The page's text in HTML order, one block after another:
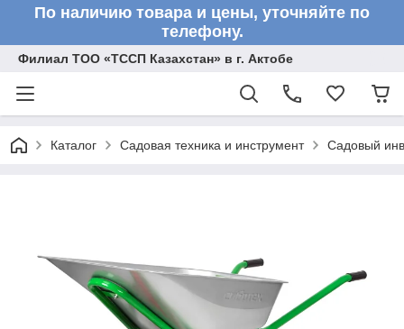
По наличию товара и цены, уточняйте по
телефону.
Филиал ТОО «ТССП Казахстан» в г. Актобе
Каталог Садовая техника и инструмент Садовый